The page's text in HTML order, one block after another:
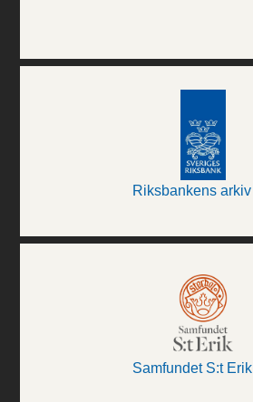
Riksbankens arkiv
Samfundet S:t Erik